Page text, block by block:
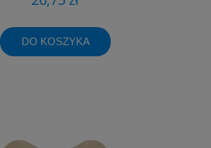
DO KOSZYKA